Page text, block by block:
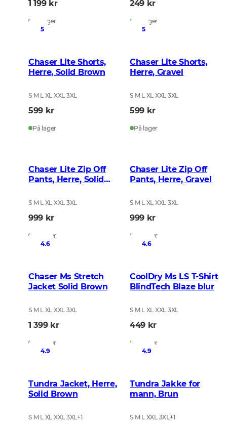
1 199 kr
På lager
249 kr
På lager
5
Chaser Lite Shorts,
Herre, Solid Brown
S M L XL XXL 3XL
599 kr
På lager
5
Chaser Lite Shorts,
Herre, Gravel
S M L XL XXL 3XL
599 kr
På lager
Chaser Lite Zip Off
Pants, Herre, Solid
S M L XL XXL 3XL
999 kr
På lager
Chaser Lite Zip Off
Pants, Herre, Gravel
S M L XL XXL 3XL
999 kr
På lager
4.6
Chaser Ms Stretch
Jacket Solid Brown
S M L XL XXL 3XL
1 399 kr
På lager
4.6
CoolDry Ms LS T-Shirt
BlindTech Blaze blur
S M L XL XXL 3XL
449 kr
På lager
4.9
Tundra Jacket, Herre,
Solid Brown
S M L XL XXL 3XL+1
4.9
Tundra Jakke for
mann, Brun
S M L XXL 3XL+1